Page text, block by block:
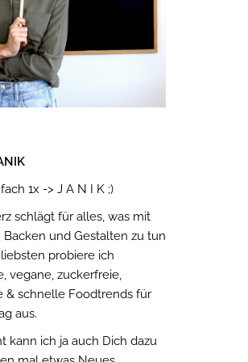
1x -> J A N I K ;)
schlägt für alles, was mit
Backen und Gestalten zu tun
probiere ich
vegane, zuckerfreie,
& schnelle Foodtrends für
aus.
kann ich ja auch Dich dazu